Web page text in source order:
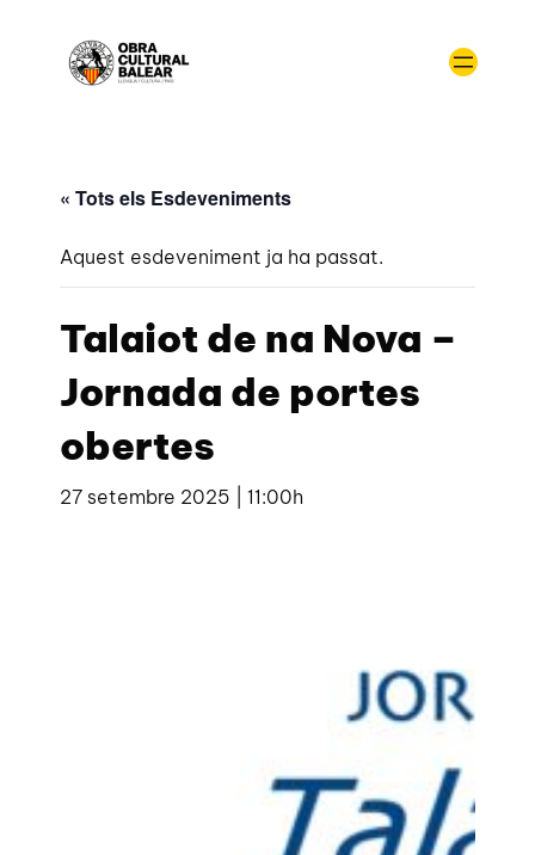
« Tots els Esdeveniments
Aquest esdeveniment ja ha passat.
Talaiot de na Nova –
Jornada de portes
obertes
27 setembre 2025 | 11:00h